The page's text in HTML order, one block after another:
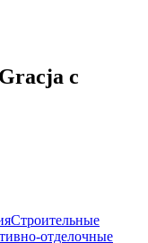
с
Строительные
отделочные